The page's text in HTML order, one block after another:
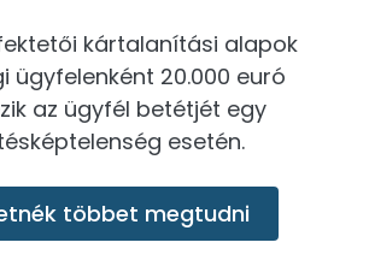
kártalanítási alapok
ügyfelenként 20.000 euró
az ügyfél betétjét egy
esetén.
többet megtudni